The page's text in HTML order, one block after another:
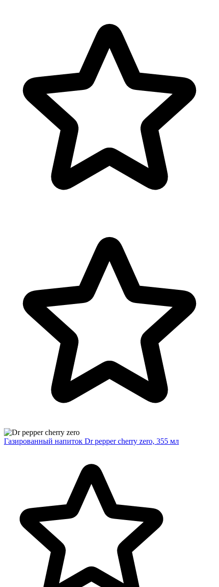
Газированный напиток Dr pepper cherry zero, 355 мл